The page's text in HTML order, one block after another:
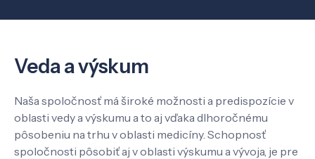
Kontakt
Veda a výskum
Naša spoločnosť má široké možnosti a predispozície v
oblasti vedy a výskumu a to aj vďaka dlhoročnému
pôsobeniu na trhu v oblasti medicíny. Schopnosť
spoločnosti pôsobiť aj v oblasti výskumu a vývoja, je pre